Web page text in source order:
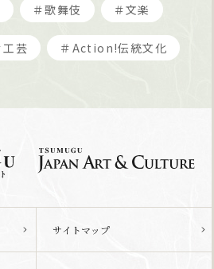
＃歌舞伎 ＃文楽
工芸 ＃Action!伝統文化
サイトマップ